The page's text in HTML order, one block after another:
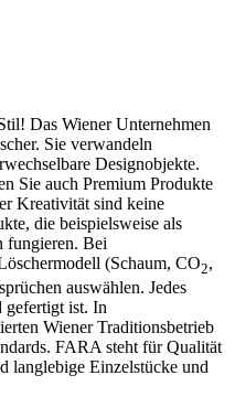
Das Wiener Unternehmen
Sie verwandeln
Designobjekte.
Sie auch Premium Produkte
Kreativität sind keine
die beispielsweise als
fungieren. Bei
(Schaum, CO2,
auswählen. Jedes
gefertigt ist. In
Wiener Traditionsbetrieb
FARA steht für Qualität
langlebige Einzelstücke und